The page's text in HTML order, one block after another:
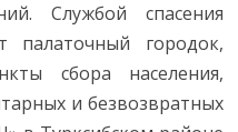
Службой спасения
палаточный городок,
сбора населения,
и безвозвратных